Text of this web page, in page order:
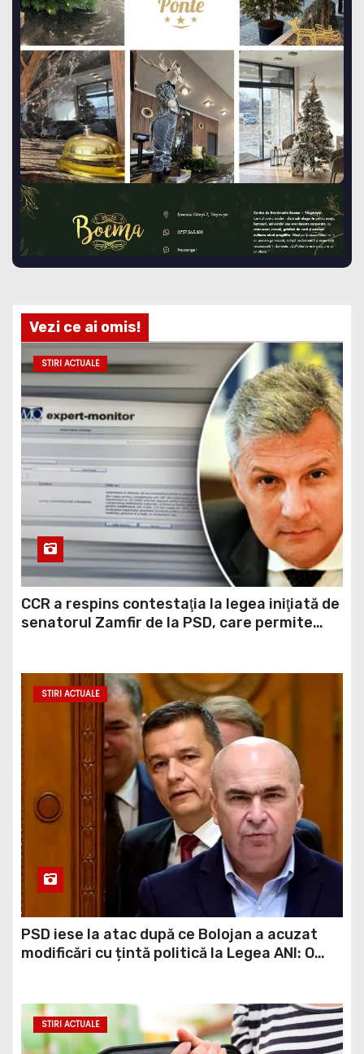
Vezi ce ai omis!
STIRI ACTUALE
CCR a respins contestaţia la legea iniţiată de
senatorul Zamfir de la PSD, care permite
STIRI ACTUALE
PSD iese la atac după ce Bolojan a acuzat
modificări cu țintă politică la Legea ANI: O
STIRI ACTUALE